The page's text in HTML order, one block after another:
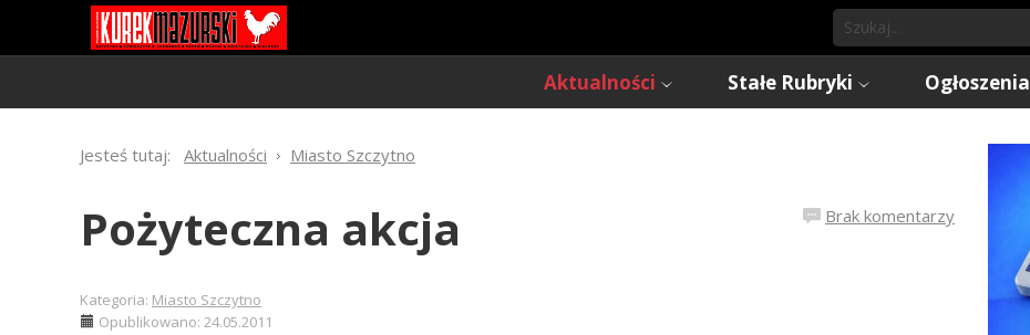
Aktualności Stałe Rubryki Ogłoszenia
Jesteś tutaj: Aktualności Miasto Szczytno
Brak komentarzy
Pożyteczna akcja
Kategoria: Miasto Szczytno
Opublikowano: 24.05.2011